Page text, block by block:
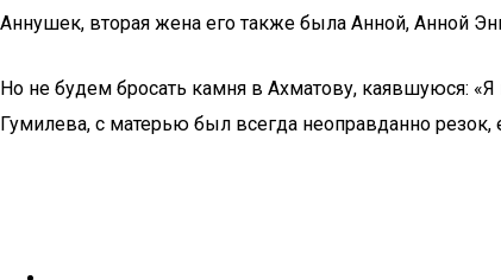
Аннушек, вторая жена его также была Анной, Анной
Но не будем бросать камня в Ахматову, каявшуюся:
Гумилева, с матерью был всегда неоправданно резок,